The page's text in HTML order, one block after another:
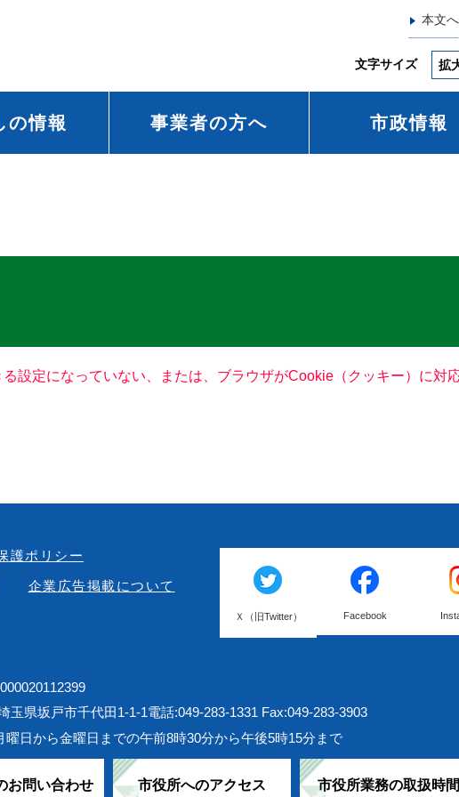
本文へ
文字サイズ 拡
の情報 事業者の方へ 市政情報
設定になっていない、または、ブラウザがCookie（クッキー）に対
護ポリシー
企業広告掲載について
Ｘ（旧Twitter） Facebook
玉県坂戸市千代田1-1-1電話:049-283-1331 Fax:049-283-3903
曜日から金曜日までの午前8時30分から午後5時15分まで
お問い合わせ 市役所へのアクセス 市役所業務の取扱時間